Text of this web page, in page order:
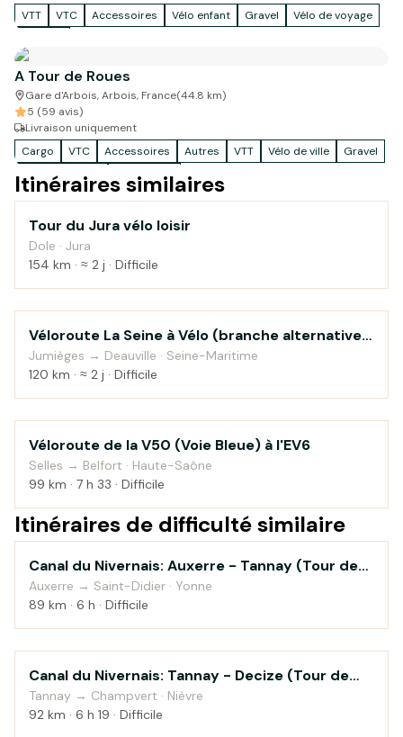
VTT
VTC Accessoires Vélo enfant Gravel
Vélo de voyage
A Tour de Roues
Gare d'Arbois, Arbois, France(44.8 km)
5 (59 avis)
Livraison uniquement
Cargo
VTC Accessoires Autres VTT Vélo de ville
Gravel
Vélo de voyage
Vélo enfant
Itinéraires similaires
Montagne
Tour du Jura vélo loisir
Dole · Jura
154 km · ≈ 2 j · Difficile
Au fil de l'eau
Véloroute La Seine à Vélo (branche alternative
vers Honfleur)
Jumièges → Deauville · Seine-Maritime
120 km · ≈ 2 j · Difficile
Campagne
Véloroute de la V50 (Voie Bleue) à l'EV6
Selles → Belfort · Haute-Saône
99 km · 7 h 33 · Difficile
Itinéraires de difficulté similaire
Au fil de l'eau
Canal du Nivernais: Auxerre - Tannay (Tour de
Bourgogne à vélo)
Auxerre → Saint-Didier · Yonne
89 km · 6 h · Difficile
Au fil de l'eau
Canal du Nivernais: Tannay - Decize (Tour de
Bourgogne à vélo)
Tannay → Champvert · Nièvre
92 km · 6 h 19 · Difficile